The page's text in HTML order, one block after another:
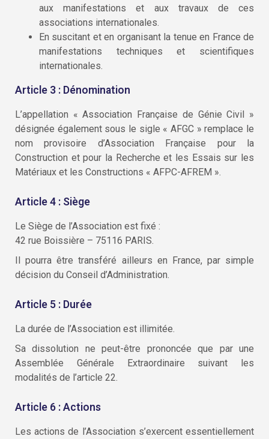
aux manifestations et aux travaux de ces
associations internationales.
En suscitant et en organisant la tenue en France de
manifestations techniques et scientifiques
internationales.
Article 3 : Dénomination
L’appellation « Association Française de Génie Civil »
désignée également sous le sigle « AFGC » remplace le
nom provisoire d’Association Française pour la
Construction et pour la Recherche et les Essais sur les
Matériaux et les Constructions « AFPC-AFREM ».
Article 4 : Siège
Le Siège de l’Association est fixé :
42 rue Boissière – 75116 PARIS.
Il pourra être transféré ailleurs en France, par simple
décision du Conseil d’Administration.
Article 5 : Durée
La durée de l’Association est illimitée.
Sa dissolution ne peut-être prononcée que par une
Assemblée Générale Extraordinaire suivant les
modalités de l’article 22.
Article 6 : Actions
Les actions de l’Association s’exercent essentiellement